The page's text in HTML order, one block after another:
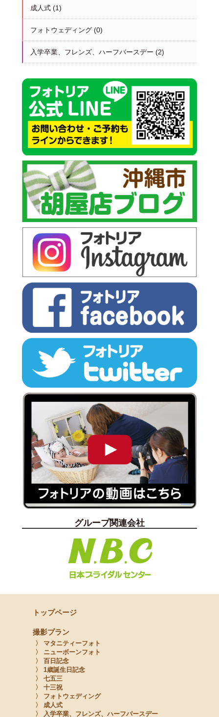
成人式(1)
フォトウェディング(0)
入学卒業、フレンズ、ハーフバースデー (2)
グループ関連会社
トップページ
撮影プラン
〉 マタニティーフォト
〉 ニューボーンフォト
〉 百日記念
〉 1歳誕生日記念
〉 七五三
〉 十三祝
〉 フォトウェディング
〉 成人式
〉 入学卒業、フレンズ、ハーフバースデー